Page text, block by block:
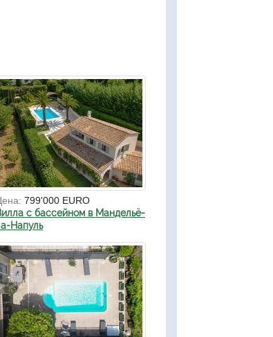
799'000 EURO
с бассейном в Мандельё-
Напуль